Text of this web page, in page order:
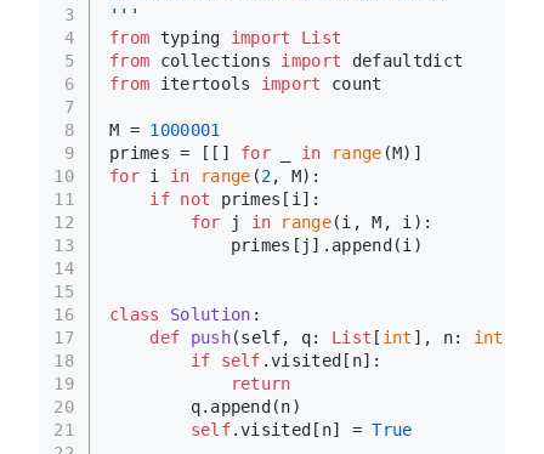
3
4
5
6
7
8
9
10
11
12
13
14
15
16
17
18
19
20
21
'''
from typing import
List
from collections import defaultdict
from itertools import count
M = 1000001
primes = [[] for in range (M)]
for i in range (2, M):
if not primes[i]:
for j in range(i, M, i):
            primes[j].append(i)
class Solution :
def
push(self, q: List [ int ], n: int
if
self .visited[n]:
return
        q.append(n)
self.visited[n] = True